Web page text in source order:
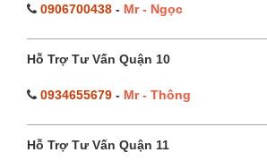
0906700438 - Mr - Ngọc
Hỗ Trợ Tư Vấn Quận 10
0934655679 - Mr - Thông
Hỗ Trợ Tư Vấn Quận 11